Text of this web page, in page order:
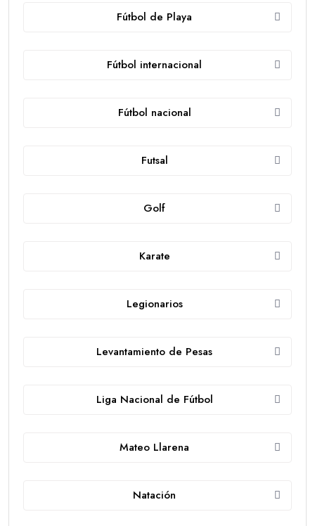
Fútbol de Playa
Fútbol internacional
Fútbol nacional
Futsal
Golf
Karate
Legionarios
Levantamiento de Pesas
Liga Nacional de Fútbol
Mateo Llarena
Natación